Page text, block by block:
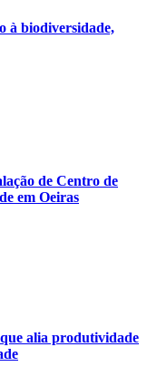
à biodiversidade,
de Centro de
em Oeiras
alia produtividade